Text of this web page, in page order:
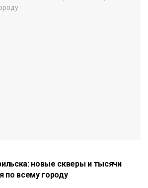
новые скверы и тысячи
по всему городу